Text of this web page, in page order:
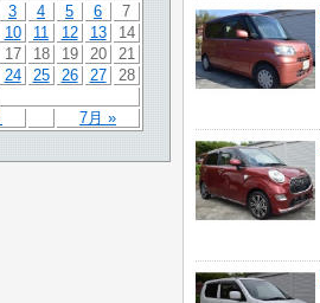
7月 »
3 4 5 6
7
10 11 12 13
14
17 18 19 20
21
24 25 26 27
28